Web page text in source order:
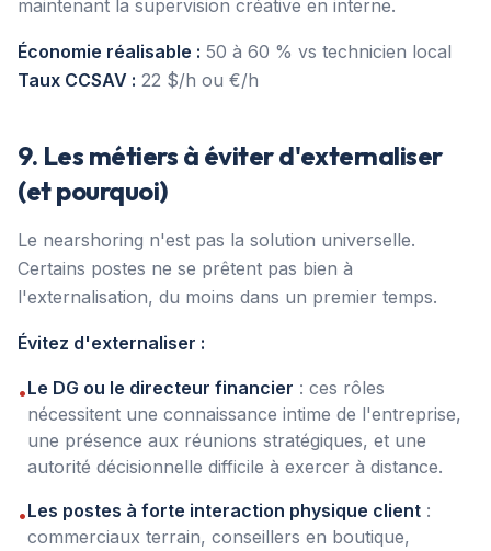
maintenant la supervision créative en interne.
Économie réalisable : 50 à 60 % vs technicien local
Taux CCSAV : 22 $/h ou €/h
9. Les métiers à éviter d'externaliser
(et pourquoi)
Le nearshoring n'est pas la solution universelle.
Certains postes ne se prêtent pas bien à
l'externalisation, du moins dans un premier temps.
Évitez d'externaliser :
•Le DG ou le directeur financier : ces rôles
nécessitent une connaissance intime de l'entreprise,
une présence aux réunions stratégiques, et une
autorité décisionnelle difficile à exercer à distance.
•Les postes à forte interaction physique client :
commerciaux terrain, conseillers en boutique,